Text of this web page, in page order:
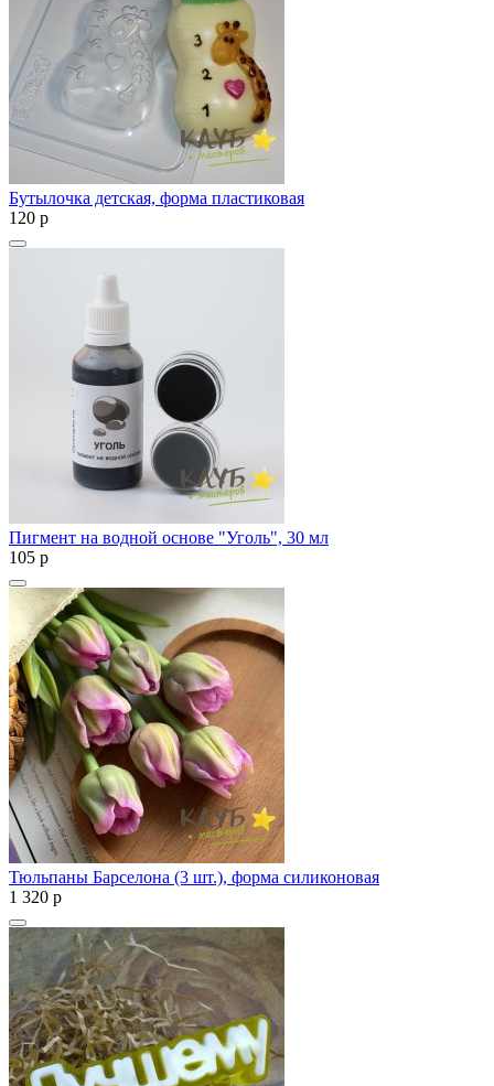
Бутылочка детская, форма пластиковая
120 p
Пигмент на водной основе "Уголь", 30 мл
105 p
Тюльпаны Барселона (3 шт.), форма силиконовая
1 320 p